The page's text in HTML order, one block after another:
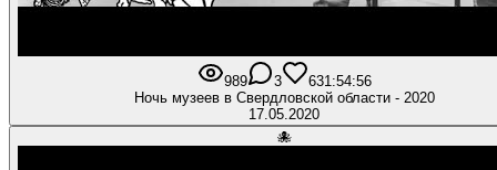
989 3 631:54:56
Ночь музеев в Свердловской области - 2020
17.05.2020
🐙